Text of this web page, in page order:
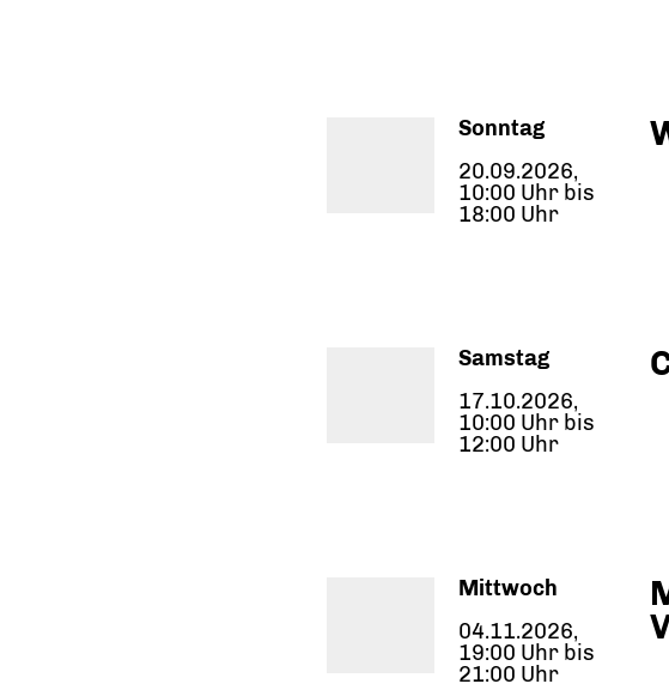
Sonntag
20.09.2026,
10:00 Uhr bis
18:00 Uhr
Samstag
17.10.2026,
10:00 Uhr bis
12:00 Uhr
Mittwoch
04.11.2026,
19:00 Uhr bis
21:00 Uhr